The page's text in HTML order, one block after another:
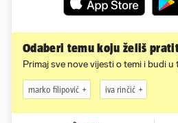
Odaberi temu koju želiš
Primaj sve nove vijesti o temi i budi u
marko filipović iva rinčić